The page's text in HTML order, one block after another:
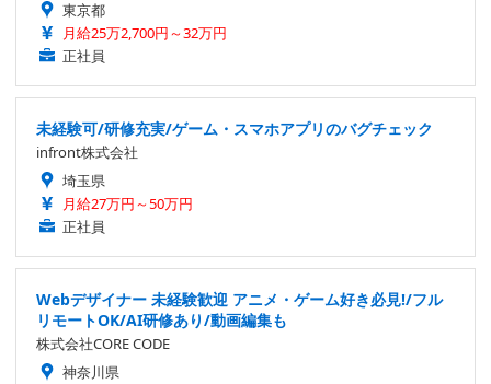
東京都
月給25万2,700円～32万円
正社員
未経験可/研修充実/ゲーム・スマホアプリのバグチェック
infront株式会社
埼玉県
月給27万円～50万円
正社員
Webデザイナー 未経験歓迎 アニメ・ゲーム好き必見!/フル
リモートOK/AI研修あり/動画編集も
株式会社CORE CODE
神奈川県